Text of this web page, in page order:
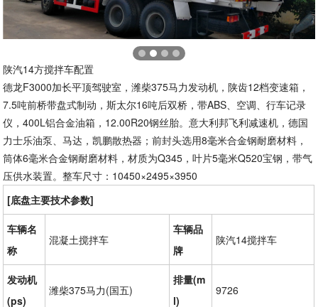
陕汽14方搅拌车配置
德龙F3000加长平顶驾驶室，潍柴375马力发动机，陕齿12档变速箱，
7.5吨前桥带盘式制动，斯太尔16吨后双桥，带ABS、空调、行车记录
仪，400L铝合金油箱，12.00R20钢丝胎。意大利邦飞利减速机，德国
力士乐油泵、马达，凯鹏散热器；前封头选用8毫米合金钢耐磨材料，
筒体6毫米合金钢耐磨材料，材质为Q345，叶片5毫米Q520宝钢，带气
压供水装置。整车尺寸：10450×2495×3950
[底盘主要技术参数]
车辆名
称
混凝土搅拌车
车辆品
牌
陕汽14搅拌车
发动机
(ps)
潍柴375马力(国五)
排量(m
l)
9726